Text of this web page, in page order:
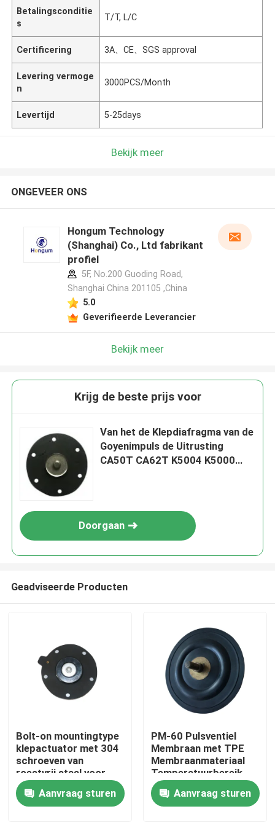
Huis
Producten
Betalingsconditie
s
T/T, L/C
Certificering 3A、CE、SGS approval
Levering vermoge
n
3000PCS/Month
Levertijd 5-25days
Bekijk meer
ONGEVEER ONS
Hongum Technology
(Shanghai) Co., Ltd fabrikant
profiel
5F, No.200 Guoding Road,
Shanghai China 201105 ,China
5.0
Geverifieerde Leverancier
Bekijk meer
Krijg de beste prijs voor
Van het de Klepdiafragma van de
Goyenimpuls de Uitrusting
CA50T CA62T K5004 K5000
Doorgaan
Geadviseerde Producten
Bolt-on mountingtype
klepactuator met 304
schroeven van
roestvrij staal voor
zware industriële
toepassingen
Aanvraag sturen
PM-60 Pulsventiel
Membraan met TPE
Membraanmateriaal
Temperatuurbereik
Min 20 Celsius tot Plus
150 Celsius Ideaal
voor Industriële
Aanvraag sturen